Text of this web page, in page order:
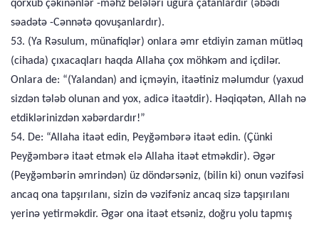
qorxub çəkinənlər -məhz belələri uğura çatanlardır (əbədi
səadətə -Cənnətə qovuşanlardır).
53. (Ya Rəsulum, münafiqlər) onlara əmr etdiyin zaman mütləq
(cihada) çıxacaqları haqda Allaha çox möhkəm and içdilər.
Onlara de: “(Yalandan) and içməyin, itaətiniz məlumdur (yaxud
sizdən tələb olunan and yox, adicə itaətdir). Həqiqətən, Allah nə
etdiklərinizdən xəbərdardır!”
54. De: “Allaha itaət edin, Peyğəmbərə itaət edin. (Çünki
Peyğəmbərə itaət etmək elə Allaha itaət etməkdir). Əgər
(Peyğəmbərin əmrindən) üz döndərsəniz, (bilin ki) onun vəzifəsi
ancaq ona tapşırılanı, sizin də vəzifəniz ancaq sizə tapşırılanı
yerinə yetirməkdir. Əgər ona itaət etsəniz, doğru yolu tapmış